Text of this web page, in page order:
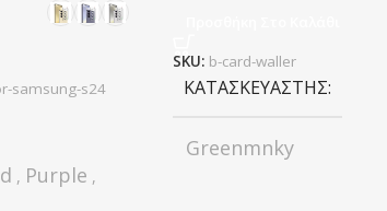
samsung-s24
, Purple ,
SKU: b-card-waller
ΚΑΤΑΣΚΕΥΑΣΤΉΣ
Greenmnky